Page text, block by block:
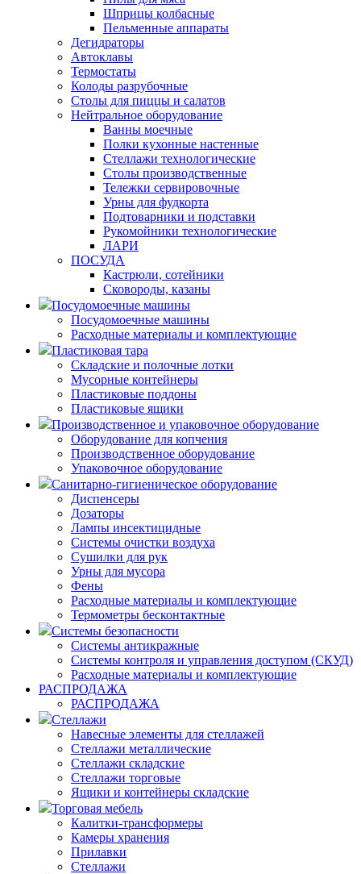
Шприцы колбасные
Пельменные аппараты
Дегидраторы
Автоклавы
Термостаты
Колоды разрубочные
Столы для пиццы и салатов
Нейтральное оборудование
Ванны моечные
Полки кухонные настенные
Стеллажи технологические
Столы производственные
Тележки сервировочные
Урны для фудкорта
Подтоварники и подставки
Рукомойники технологические
ЛАРИ
ПОСУДА
Кастрюли, сотейники
Сковороды, казаны
Посудомоечные машины
Посудомоечные машины
Расходные материалы и комплектующие
Пластиковая тара
Складские и полочные лотки
Мусорные контейнеры
Пластиковые поддоны
Пластиковые ящики
Производственное и упаковочное оборудование
Оборудование для копчения
Производственное оборудование
Упаковочное оборудование
Санитарно-гигиеническое оборудование
Диспенсеры
Дозаторы
Лампы инсектицидные
Системы очистки воздуха
Сушилки для рук
Урны для мусора
Фены
Расходные материалы и комплектующие
Термометры бесконтактные
Системы безопасности
Системы антикражные
Системы контроля и управления доступом (СКУД)
Расходные материалы и комплектующие
РАСПРОДАЖА
РАСПРОДАЖА
Стеллажи
Навесные элементы для стеллажей
Стеллажи металлические
Стеллажи складские
Стеллажи торговые
Ящики и контейнеры складские
Торговая мебель
Калитки-трансформеры
Камеры хранения
Прилавки
Стеллажи